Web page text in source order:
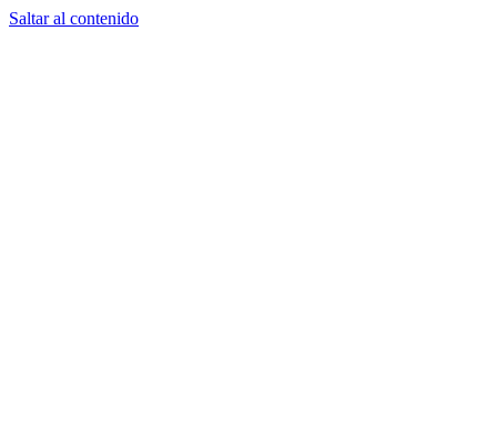
Saltar al contenido